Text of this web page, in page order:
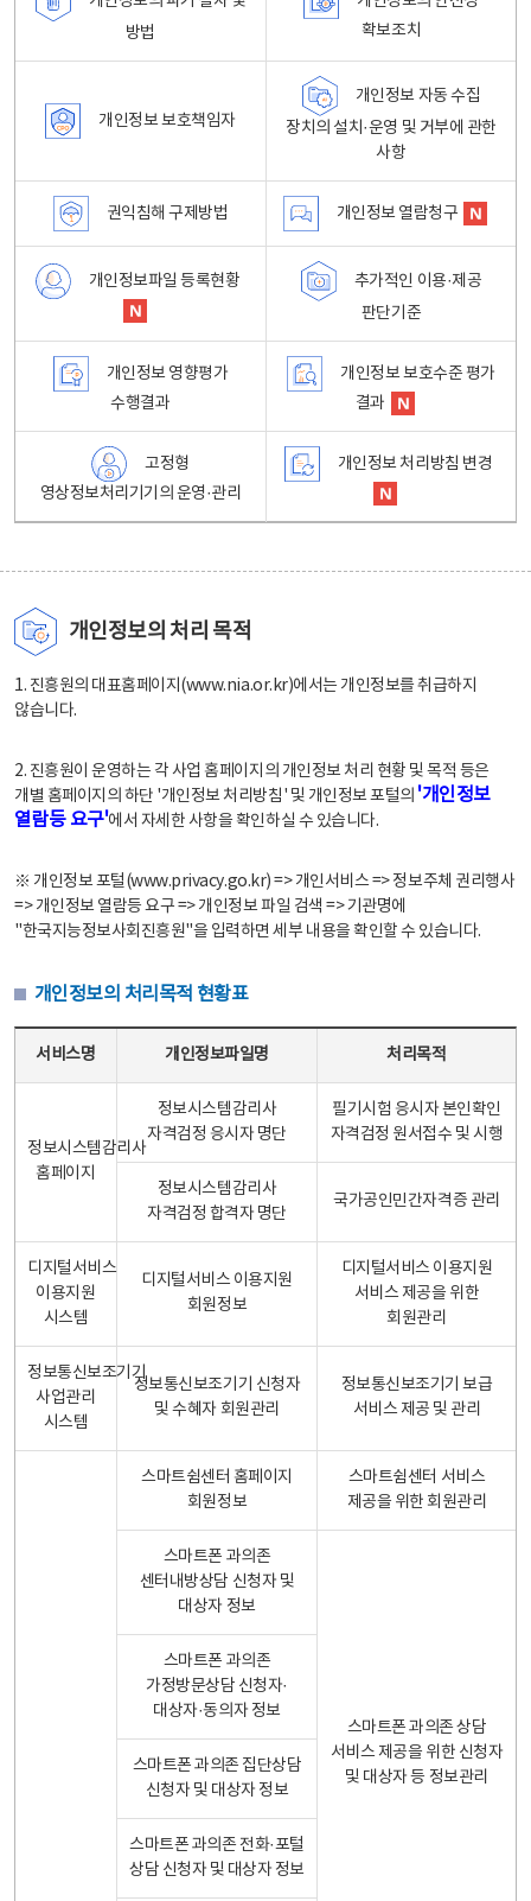
방법
확보조치
개인정보 보호책임자
개인정보 자동 수집
장치의 설치·운영 및 거부에 관한
사항
권익침해 구제방법 개인정보 열람청구
개인정보파일 등록현황
추가적인 이용·제공
판단기준
개인정보 영향평가
수행결과
개인정보 보호수준 평가
결과
고정형
영상정보처리기기의 운영·관리
개인정보 처리방침 변경
개인정보의 처리 목적
1. 진흥원의 대표홈페이지(www.nia.or.kr)에서는 개인정보를 취급하지
않습니다.
2. 진흥원이 운영하는 각 사업 홈페이지의 개인정보 처리 현황 및 목적 등은
개별 홈페이지의 하단 '개인정보 처리방침' 및 개인정보 포털의 '개인정보
열람등 요구'에서 자세한 사항을 확인하실 수 있습니다.
※ 개인정보 포털(www.privacy.go.kr) => 개인서비스 => 정보주체 권리행사
=> 개인정보 열람등 요구 => 개인정보 파일 검색 => 기관명에
"한국지능정보사회진흥원"을 입력하면 세부 내용을 확인할 수 있습니다.
개인정보의 처리목적 현황표
서비스명 개인정보파일명 처리목적
정보시스템감리사
홈페이지
정보시스템감리사
자격검정 응시자 명단
필기시험 응시자 본인확인
자격검정 원서접수 및 시행
정보시스템감리사
자격검정 합격자 명단
국가공인민간자격증 관리
디지털서비스
이용지원
시스템
디지털서비스 이용지원
회원정보
디지털서비스 이용지원
서비스 제공을 위한
회원관리
정보통신보조기기
사업관리
시스템
정보통신보조기기 신청자
및 수혜자 회원관리
정보통신보조기기 보급
서비스 제공 및 관리
스마트쉼센터 홈페이지
회원정보
스마트쉼센터 서비스
제공을 위한 회원관리
스마트폰 과의존
센터내방상담 신청자 및
대상자 정보
스마트폰 과의존 상담
서비스 제공을 위한 신청자
및 대상자 등 정보관리
스마트폰 과의존
가정방문상담 신청자·
대상자·동의자 정보
스마트폰 과의존 집단상담
신청자 및 대상자 정보
스마트폰 과의존 전화·포털
상담 신청자 및 대상자 정보